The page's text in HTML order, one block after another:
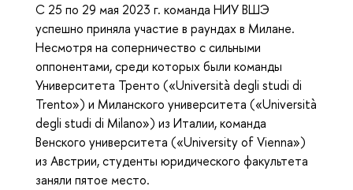
С 25 по 29 мая 2023 г. команда НИУ ВШЭ
успешно приняла участие в раундах в Милане.
Несмотря на соперничество с сильными
оппонентами, среди которых были команды
Университета Тренто («Università degli studi di
Trento») и Миланского университета («Università
degli studi di Milano») из Италии, команда
Венского университета («University of Vienna»)
из Австрии, студенты юридического факультета
заняли пятое место.